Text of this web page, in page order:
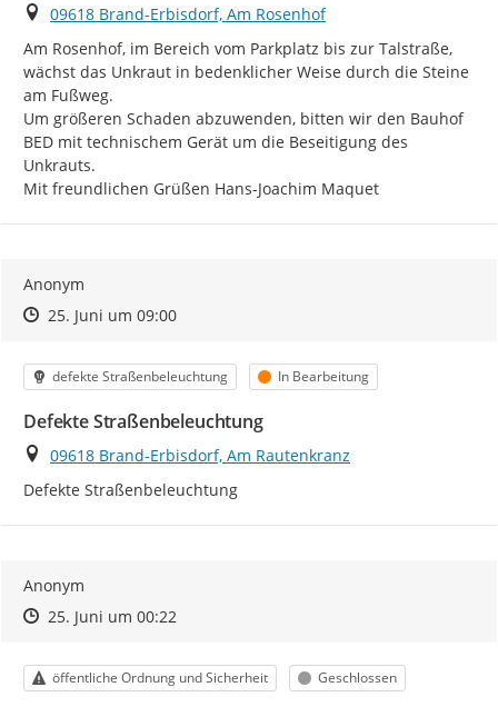
Ort
09618 Brand-Erbisdorf, Am Rosenhof
Am Rosenhof, im Bereich vom Parkplatz bis zur Talstraße,
wächst das Unkraut in bedenklicher Weise durch die Steine
am Fußweg.
Um größeren Schaden abzuwenden, bitten wir den Bauhof
BED mit technischem Gerät um die Beseitigung des
Unkrauts.
Mit freundlichen Grüßen Hans-Joachim Maquet
Anonym
Zeitpunkt des Erstellens
Zeitpunkt des Erstellens
25. Juni um 09:00Zur Äußerung
Kategorie
defekte Straßenbeleuchtung Status
In Bearbeitung
Defekte Straßenbeleuchtung
Ort
09618 Brand-Erbisdorf, Am Rautenkranz
Defekte Straßenbeleuchtung
Anonym
Zeitpunkt des Erstellens
Zeitpunkt des Erstellens
25. Juni um 00:22Zur Äußerung
Kategorie
öffentliche Ordnung und Sicherheit Status
Geschlossen